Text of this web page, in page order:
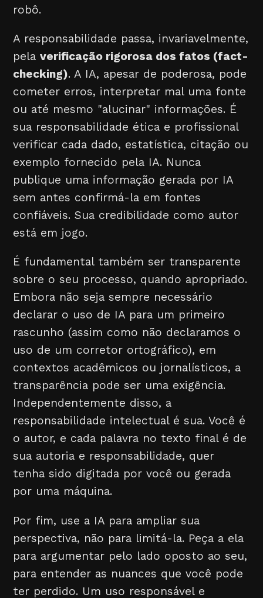
robô.
A responsabilidade passa, invariavelmente,
pelaverificação rigorosa dos fatos (fact-
checking). A IA, apesar de poderosa, pode
cometer erros, interpretar mal uma fonte
ou até mesmo "alucinar" informações. É
sua responsabilidade ética e profissional
verificar cada dado, estatística, citação ou
exemplo fornecido pela IA. Nunca
publique uma informação gerada por IA
sem antes confirmá-la em fontes
confiáveis. Sua credibilidade como autor
está em jogo.
É fundamental também ser transparente
sobre o seu processo, quando apropriado.
Embora não seja sempre necessário
declarar o uso de IA para um primeiro
rascunho (assim como não declaramos o
uso de um corretor ortográfico), em
contextos acadêmicos ou jornalísticos, a
transparência pode ser uma exigência.
Independentemente disso, a
responsabilidade intelectual é sua. Você é
o autor, e cada palavra no texto final é de
sua autoria e responsabilidade, quer
tenha sido digitada por você ou gerada
por uma máquina.
Por fim, use a IA para ampliar sua
perspectiva, não para limitá-la. Peça a ela
para argumentar pelo lado oposto ao seu,
para entender as nuances que você pode
ter perdido. Um uso responsável e